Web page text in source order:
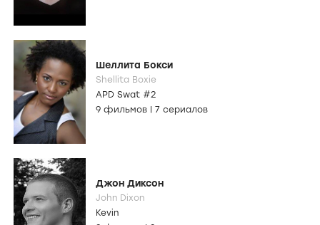
Шеллита Бокси
Shellita Boxie
APD Swat #2
9 фильмов
7 сериалов
Джон Диксон
John Dixon
Kevin